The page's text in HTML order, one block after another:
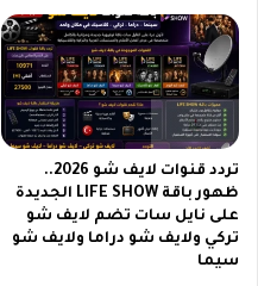
ث
O
e
I
8
5
ت
ض
ي
ع
ن
ز
ي
د
ة
س
ع
ر
ه
تردد قنوات لايف شو 2026..
ظهور باقة LIFE SHOW الجديدة
على نايل سات تضم لايف شو
تركي ولايف شو دراما ولايف شو
سيما